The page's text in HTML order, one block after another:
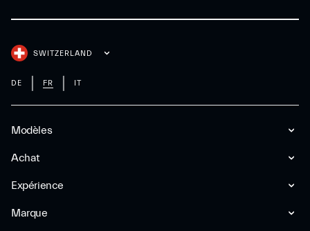
Modèles
Achat
Expérience
Marque
SWITZERLAND
DE FR IT